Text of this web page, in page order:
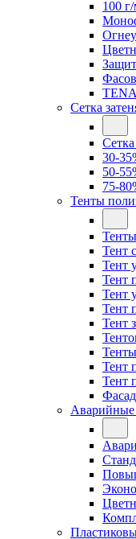
100
Сетка
30-
50-
75-
Тенты
Тент
Тент
Тент
Тент
Тент
Тент
Тент
Тент
Аварийные